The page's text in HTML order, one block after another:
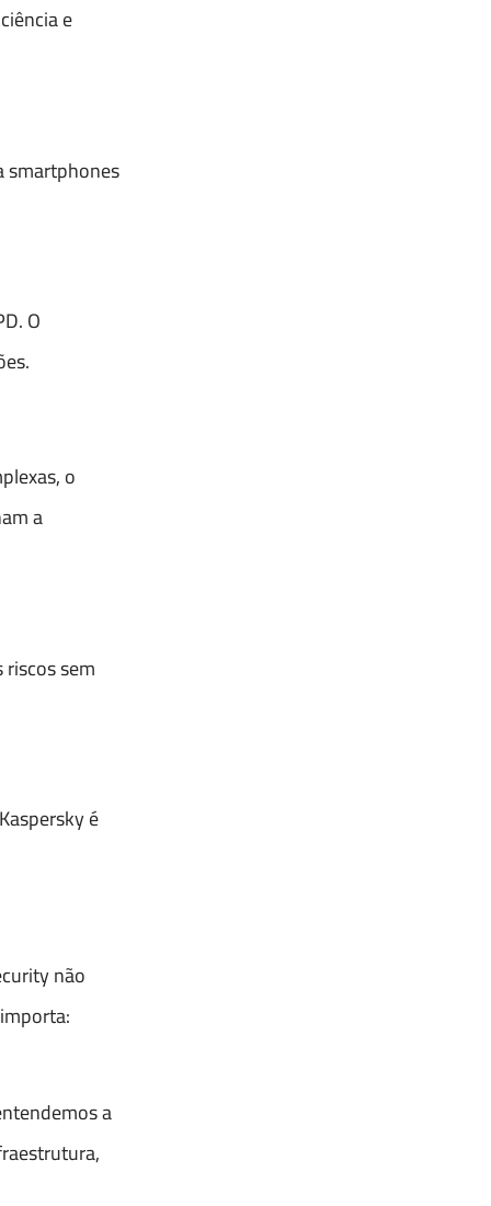
e
smartphones
O
o
a
sem
é
não
a